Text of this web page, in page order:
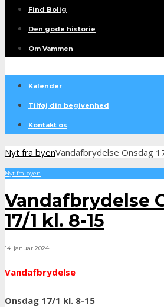
Find Bolig
Den gode historie
Om Vammen
Kalender
Tilføj din begivenhed
Kontakt os
Nyt fra byenVandafbrydelse Onsdag
Nyt fra byen
Vandafbrydelse
17/1 kl. 8-15
14. januar 2024
Vandafbrydelse
Onsdag 17/1 kl. 8-15